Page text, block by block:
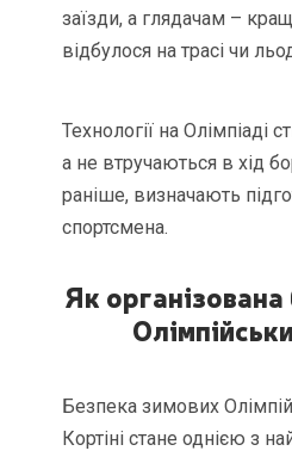
заїзди, а глядачам –
відбулося на трасі чи
Технології на Олімпіаді
а не втручаються в хід
раніше, визначають
спортсмена.
Як
Безпека зимових
Кортіні стане однією з